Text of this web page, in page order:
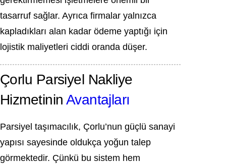
tasarruf sağlar. Ayrıca firmalar yalnızca
kapladıkları alan kadar ödeme yaptığı için
lojistik maliyetleri ciddi oranda düşer.
Çorlu Parsiyel Nakliye
Hizmetinin Avantajları
Parsiyel taşımacılık, Çorlu’nun güçlü sanayi
yapısı sayesinde oldukça yoğun talep
görmektedir. Çünkü bu sistem hem